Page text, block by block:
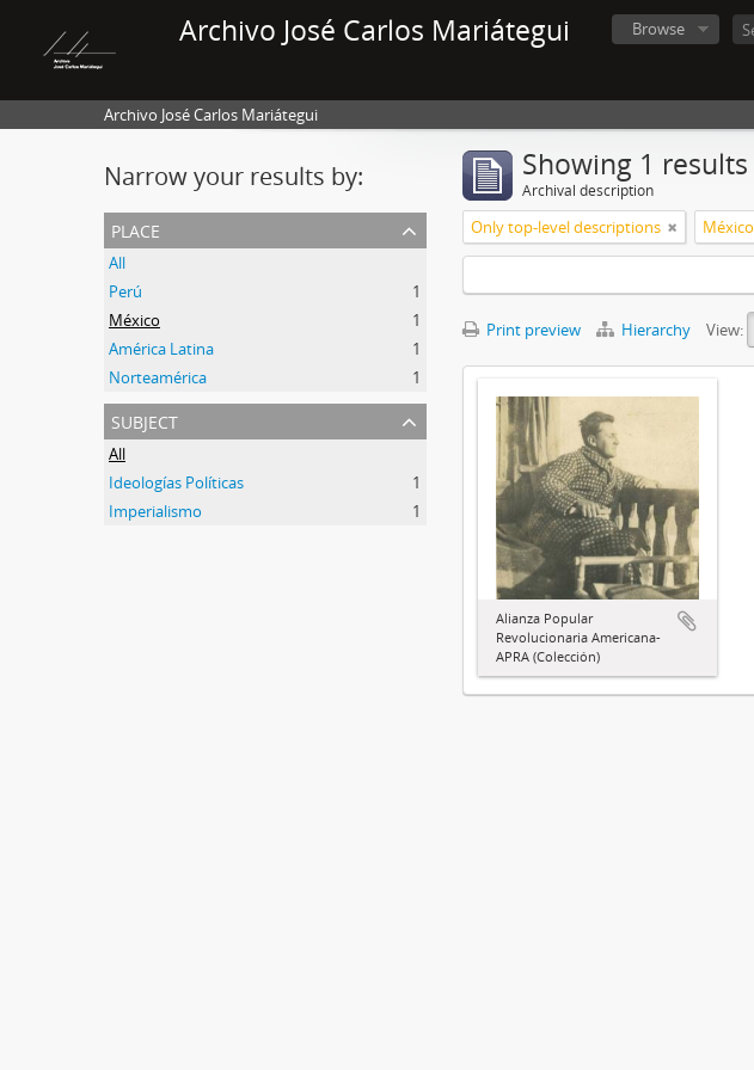
Archivo José Carlos Mariátegui Browse
Archivo José Carlos Mariátegui
Narrow your results by:
place
All
Perú
1
México
1
América Latina
1
Norteamérica
1
subject
All
Ideologías Políticas
1
Imperialismo
1
Showing 1 results
Archival description
Only top-level descriptions México
Print preview Hierarchy View:
Alianza Popular
Revolucionaria Americana-
APRA (Colección)